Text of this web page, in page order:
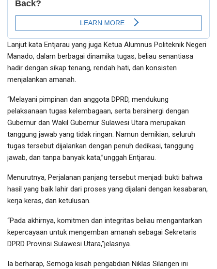
Lanjut kata Entjarau yang juga Ketua Alumnus Politeknik Negeri
Manado, dalam berbagai dinamika tugas, beliau senantiasa
hadir dengan sikap tenang, rendah hati, dan konsisten
menjalankan amanah.
“Melayani pimpinan dan anggota DPRD, mendukung
pelaksanaan tugas kelembagaan, serta bersinergi dengan
Gubernur dan Wakil Gubernur Sulawesi Utara merupakan
tanggung jawab yang tidak ringan. Namun demikian, seluruh
tugas tersebut dijalankan dengan penuh dedikasi, tanggung
jawab, dan tanpa banyak kata,”unggah Entjarau.
Menurutnya, Perjalanan panjang tersebut menjadi bukti bahwa
hasil yang baik lahir dari proses yang dijalani dengan kesabaran,
kerja keras, dan ketulusan.
“Pada akhirnya, komitmen dan integritas beliau mengantarkan
kepercayaan untuk mengemban amanah sebagai Sekretaris
DPRD Provinsi Sulawesi Utara,”jelasnya.
Ia berharap, Semoga kisah pengabdian Niklas Silangen ini